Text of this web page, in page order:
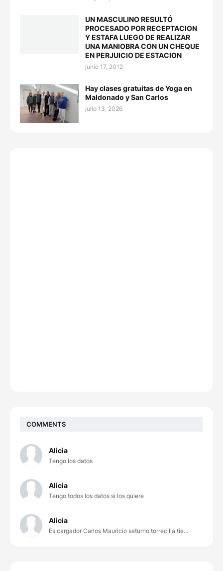
UN MASCULINO RESULTÓ
PROCESADO POR RECEPTACION
Y ESTAFA LUEGO DE REALIZAR
UNA MANIOBRA CON UN CHEQUE
EN PERJUICIO DE ESTACION
junio 17, 2012
Hay clases gratuitas de Yoga en
Maldonado y San Carlos
julio 13, 2026
COMMENTS
Alicia
Tengo los datos
Alicia
Tengo todos los datos si los quiere
Alicia
Es cargador Carlos Mauricio saturno torrecilla tie...